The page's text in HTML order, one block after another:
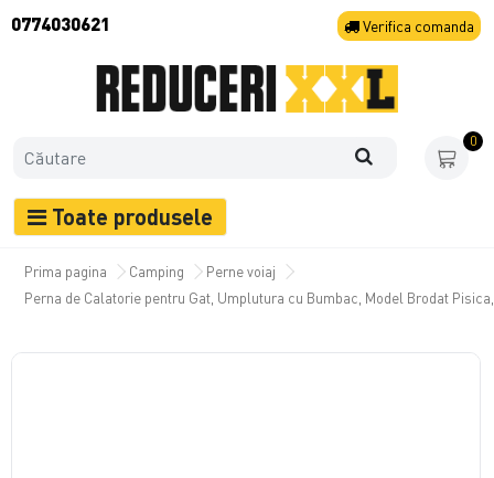
0774030621 Verifica comanda
0
Toate produsele
Prima pagina Camping
Perne voiaj
Perna de Calatorie pentru Gat, Umplutura cu Bumbac, Model Brodat